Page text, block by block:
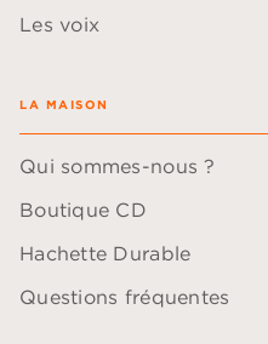
Les voix
LA MAISON
Qui sommes-nous ?
Boutique CD
Hachette Durable
Questions fréquentes